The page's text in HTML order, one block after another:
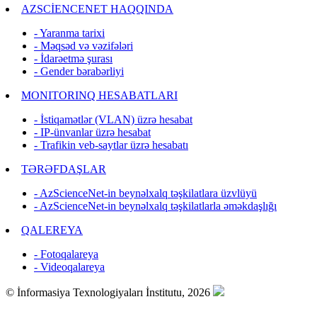
AZSCİENCENET HAQQINDA
- Yaranma tarixi
- Məqsəd və vəzifələri
- İdarəetmə şurası
- Gender bərabərliyi
MONITORINQ HESABATLARI
- İstiqamətlər (VLAN) üzrə hesabat
- IP-ünvanlar üzrə hesabat
- Trafikin veb-saytlar üzrə hesabatı
TƏRƏFDAŞLAR
- AzScienceNet-in beynəlxalq təşkilatlara üzvlüyü
- AzScienceNet-in beynəlxalq təşkilatlarla əməkdaşlığı
QALEREYA
- Fotoqalareya
- Videoqalareya
© İnformasiya Texnologiyaları İnstitutu, 2026